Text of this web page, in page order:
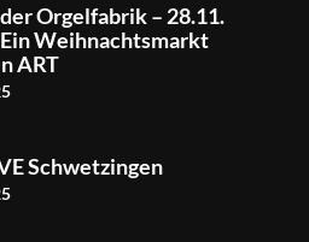
Orgelfabrik – 28.11.
Weihnachtsmarkt
ART
Schwetzingen